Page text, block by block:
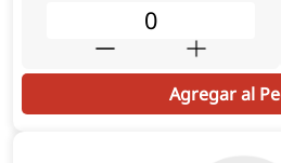
Agregar al